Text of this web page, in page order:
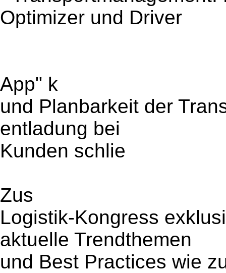
Optimizer und Driver
App" k
und Planbarkeit der
entladung bei
Kunden schlie
Zus
Logistik-Kongress
aktuelle Trendthemen
und Best Practices wie